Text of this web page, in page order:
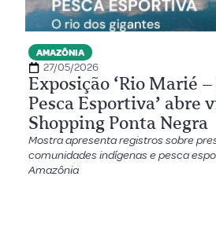
AMAZÔNIA
27/05/2026
Exposição ‘Rio Marié
Pesca Esportiva’ abre
Shopping Ponta Negra
Mostra apresenta registros sobre
comunidades indígenas e pesca
Amazônia